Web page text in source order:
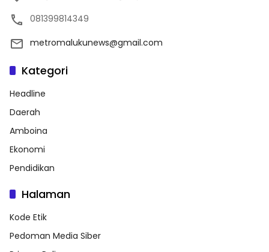
081399814349
metromalukunews@gmail.com
Kategori
Headline
Daerah
Amboina
Ekonomi
Pendidikan
Halaman
Kode Etik
Pedoman Media Siber